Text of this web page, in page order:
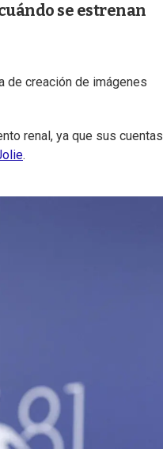
se estrenan
de creación de imágenes
renal, ya que sus cuentas
.